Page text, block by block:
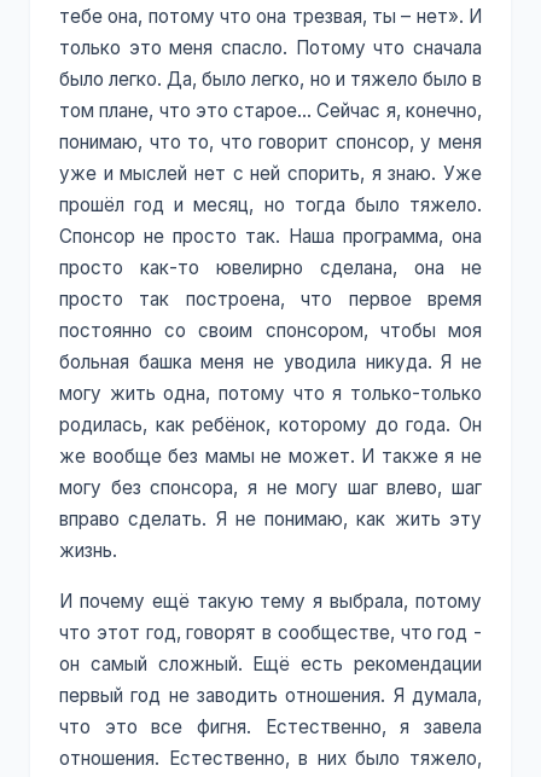
тебе она, потому что она трезвая, ты – нет». И
только это меня спасло. Потому что сначала
было легко. Да, было легко, но и тяжело было в
том плане, что это старое... Сейчас я, конечно,
понимаю, что то, что говорит спонсор, у меня
уже и мыслей нет с ней спорить, я знаю. Уже
прошёл год и месяц, но тогда было тяжело.
Спонсор не просто так. Наша программа, она
просто как-то ювелирно сделана, она не
просто так построена, что первое время
постоянно со своим спонсором, чтобы моя
больная башка меня не уводила никуда. Я не
могу жить одна, потому что я только-только
родилась, как ребёнок, которому до года. Он
же вообще без мамы не может. И также я не
могу без спонсора, я не могу шаг влево, шаг
вправо сделать. Я не понимаю, как жить эту
жизнь.
И почему ещё такую тему я выбрала, потому
что этот год, говорят в сообществе, что год -
он самый сложный. Ещё есть рекомендации
первый год не заводить отношения. Я думала,
что это все фигня. Естественно, я завела
отношения. Естественно, в них было тяжело,